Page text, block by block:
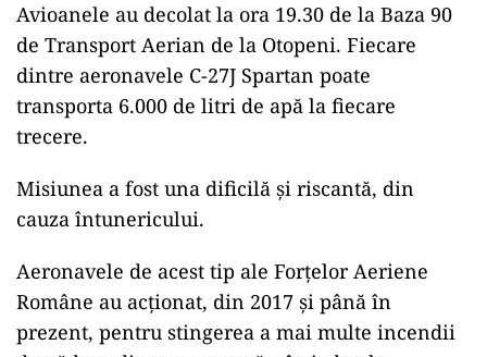
Avioanele au decolat la ora 19.30 de la Baza 90
de Transport Aerian de la Otopeni. Fiecare
dintre aeronavele C-27J Spartan poate
transporta 6.000 de litri de apă la fiecare
trecere.
Misiunea a fost una dificilă și riscantă, din
cauza întunericului.
Aeronavele de acest tip ale Forțelor Aeriene
Române au acționat, din 2017 și până în
prezent, pentru stingerea a mai multe incendii